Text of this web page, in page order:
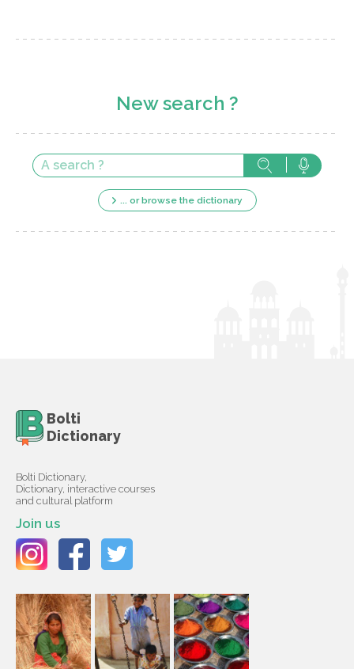
New search ?
... or browse the dictionary
Bolti
Dictionary
Bolti Dictionary,
Dictionary, interactive courses
and cultural platform
Join us